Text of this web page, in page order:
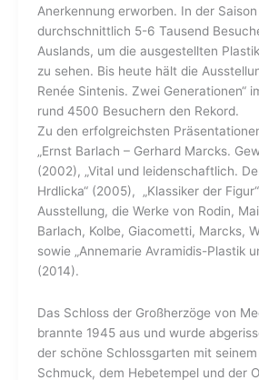
Anerkennung erworben. In der
durchschnittlich 5-6 Tausend
Auslands, um die ausgestellten
zu sehen. Bis heute hält die
Renée Sintenis. Zwei Generationen“
rund 4500 Besuchern den Rekord.
Zu den erfolgreichsten
„Ernst Barlach – Gerhard Marcks.
(2002), „Vital und leidenschaftlich.
Hrdlicka“ (2005), „Klassiker der
Ausstellung, die Werke von Rodin,
Barlach, Kolbe, Giacometti, Marcks,
sowie „Annemarie Avramidis-Plastik
(2014).
Das Schloss der Großherzöge von
brannte 1945 aus und wurde
der schöne Schlossgarten mit
Schmuck, dem Hebetempel und der